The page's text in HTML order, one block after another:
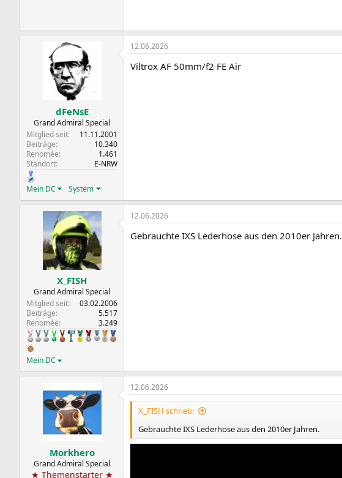
dFeNsE
Grand Admiral Special
Mitglied seit
11.11.2001
Beiträge
10.340
Renomée
1.461
Standort
E-NRW
Mein DC System
12.06.2026
Viltrox AF 50mm/f2 FE Air
X_FISH
Grand Admiral Special
Mitglied seit
03.02.2006
Beiträge
5.517
Renomée
3.249
Mein DC
12.06.2026
Gebrauchte IXS Lederhose aus den 2010er Jahren.
Morkhero
Grand Admiral Special
★ Themenstarter ★
12.06.2026
X_FISH schrieb:
Gebrauchte IXS Lederhose aus den 2010er Jahren.